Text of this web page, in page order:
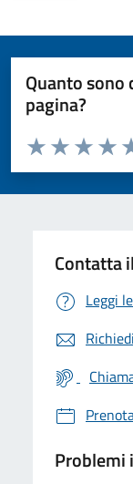
Quanto sono
pagina?
Valuta da 1 a 5 stelle
Valuta 3
Valuta 2
Valuta 1 stelle
Contatta
Leggi
Problemi